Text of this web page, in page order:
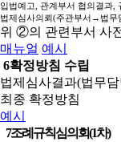
입법예고, 관계부서 협의결과,
법제심사의뢰(주관부서→법
위 ②의 관련부서 사
매뉴얼 예시
6확정방침 수립
법제심사결과(법무
최종 확정방침
예시
7조례규칙심의회(1차)